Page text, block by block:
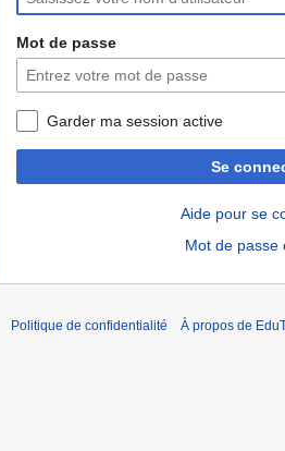
la
navigation
la
recherche
Mot de passe
Garder ma session active
Se
Aide pour se
Mot de passe
Politique de confidentialité À propos de